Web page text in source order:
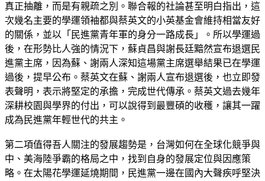
真正抽離，而是有親疏之別。聯合報的社論甚至明白指出，這
次幾名主要的學運領袖都與蔡英文的小英基金會維持相當友好
的關係，並以「民進黨青年軍的身分一路成長」。所以學運過
後，在形勢比人強的情況下，蘇貞昌與謝長廷黯然宣布退選民
進黨主席，因為蘇、謝兩人深知這場黨主席選舉結果已在學運
過後，提早公布。蔡英文在蘇、謝兩人宣布退選後，也立即發
表聲明，表示將堅定的承擔，完成世代傳承。蔡英文過去幾年
深耕校園與學界的付出，可以說得到最豐碩的收穫，讓其一躍
成為民進黨年輕世代的共主。
第二項值得吾人關注的發展趨勢是，台灣如何在全球化競爭與
中、美海陸爭霸的格局之中，找到自身的發展定位與因應策
略。在太陽花學運延燒期間，民進黨一邊在國內大聲疾呼堅決